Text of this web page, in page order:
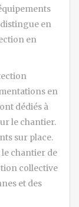
en
en
en
dédiés à
le chantier.
sur place.
chantier de
collective
et des